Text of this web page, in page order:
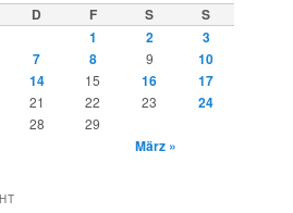
D F S
S
1
2
3
7 8 9
10
14 15 16
17
21 22 23
24
28 29
März »